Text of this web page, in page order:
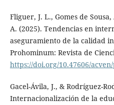
Fliguer, J. L., Gomes de
A. (2025). Tendencias en
aseguramiento de la calidad
Prohominum: Revista de
https://doi.org/10.47606/
Gacel-Ávila, J., & Rodríguez-
Internacionalización de la